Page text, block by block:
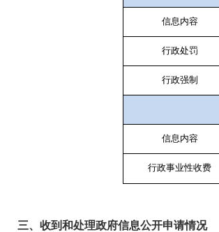
信息内容
行政处罚
行政强制
信息内容
行政事业性收费
三、收到和处理政府信息公开申请情况